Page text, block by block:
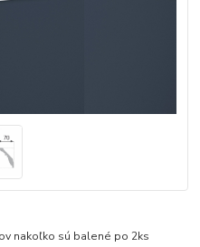
nakoľko sú balené po 2ks